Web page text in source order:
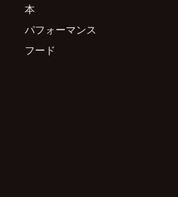
本
パフォーマンス
フード